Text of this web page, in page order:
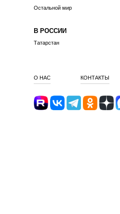
Остальной мир
В РОССИИ
Татарстан
О НАС КОНТАКТЫ